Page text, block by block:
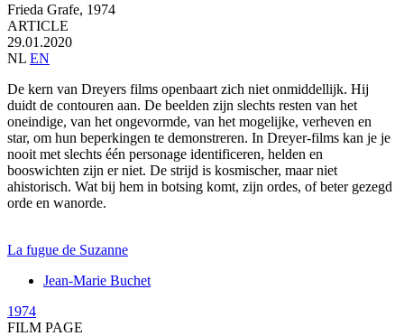
Frieda Grafe, 1974
ARTICLE
29.01.2020
NL EN
De kern van Dreyers films openbaart zich niet onmiddellijk. Hij
duidt de contouren aan. De beelden zijn slechts resten van het
oneindige, van het ongevormde, van het mogelijke, verheven en
star, om hun beperkingen te demonstreren. In Dreyer-films kan je je
nooit met slechts één personage identificeren, helden en
booswichten zijn er niet. De strijd is kosmischer, maar niet
ahistorisch. Wat bij hem in botsing komt, zijn ordes, of beter gezegd
orde en wanorde.
La fugue de Suzanne
Jean-Marie Buchet
1974
FILM PAGE